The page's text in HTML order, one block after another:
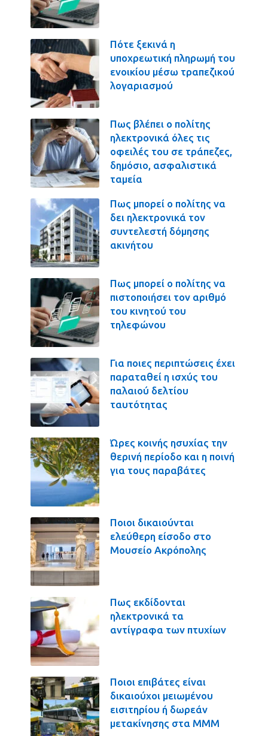
Πότε ξεκινά η
υποχρεωτική πληρωμή του
ενοικίου μέσω τραπεζικού
λογαριασμού
Πως βλέπει ο πολίτης
ηλεκτρονικά όλες τις
οφειλές του σε τράπεζες,
δημόσιο, ασφαλιστικά
ταμεία
Πως μπορεί ο πολίτης να
δει ηλεκτρονικά τον
συντελεστή δόμησης
ακινήτου
Πως μπορεί ο πολίτης να
πιστοποιήσει τον αριθμό
του κινητού του
τηλεφώνου
Για ποιες περιπτώσεις έχει
παραταθεί η ισχύς του
παλαιού δελτίου
ταυτότητας
Ώρες κοινής ησυχίας την
θερινή περίοδο και η ποινή
για τους παραβάτες
Ποιοι δικαιούνται
ελεύθερη είσοδο στο
Μουσείο Ακρόπολης
Πως εκδίδονται
ηλεκτρονικά τα
αντίγραφα των πτυχίων
Ποιοι επιβάτες είναι
δικαιούχοι μειωμένου
εισιτηρίου ή δωρεάν
μετακίνησης στα ΜΜΜ